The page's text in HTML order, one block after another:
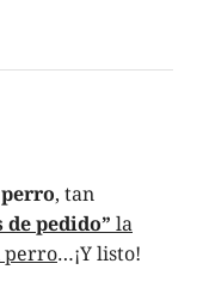
, tan
de pedido” la
perro…¡Y listo!